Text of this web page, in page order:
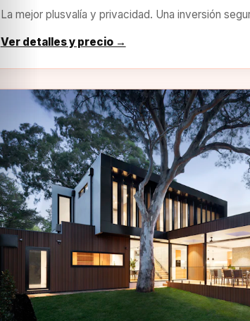
La mejor plusvalía y privacidad. Una inversión
Ver detalles y precio →